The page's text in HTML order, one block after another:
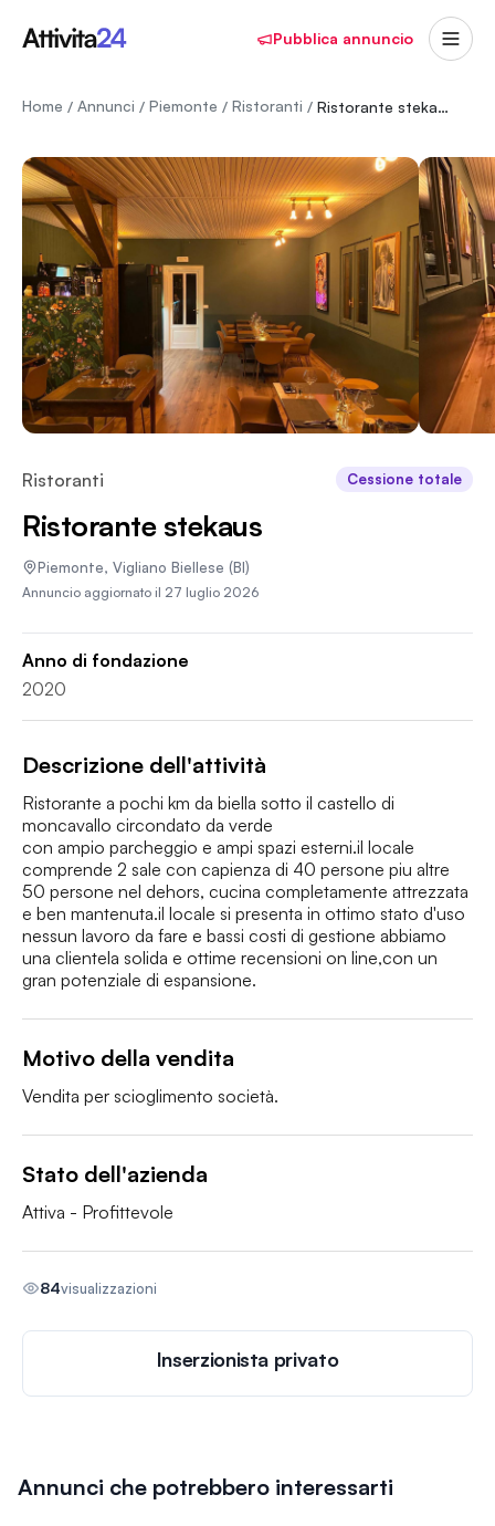
Pubblica annuncio
Home / Annunci / Piemonte / Ristoranti / Ristorante stekaus
Ristoranti Cessione totale
Ristorante stekaus
Piemonte, Vigliano Biellese (BI)
Annuncio aggiornato il 27 luglio 2026
Anno di fondazione
2020
Descrizione dell'attività
Ristorante a pochi km da biella sotto il castello di
moncavallo circondato da verde
con ampio parcheggio e ampi spazi esterni.il locale
comprende 2 sale con capienza di 40 persone piu altre
50 persone nel dehors, cucina completamente attrezzata
e ben mantenuta.il locale si presenta in ottimo stato d'uso
nessun lavoro da fare e bassi costi di gestione abbiamo
una clientela solida e ottime recensioni on line,con un
gran potenziale di espansione.
Motivo della vendita
Vendita per scioglimento società.
Stato dell'azienda
Attiva - Profittevole
84visualizzazioni
Inserzionista privato
Annunci che potrebbero interessarti